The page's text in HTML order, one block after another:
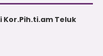
Kor.Pih.ti.am Teluk